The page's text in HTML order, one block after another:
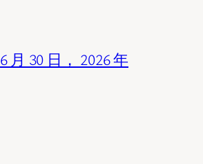
6 月 30 日， 2026 年